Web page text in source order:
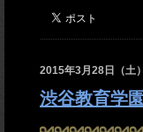
2015年3月28日（土）
渋谷教育学